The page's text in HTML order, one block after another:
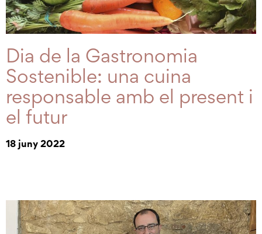
Dia de la Gastronomia
Sostenible: una cuina
responsable amb el present i
el futur
18 juny 2022